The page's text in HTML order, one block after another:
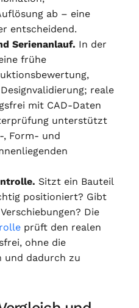
ab – eine
entscheidend.
Serienanlauf. In der
frühe
reale
mit CAD-Daten
unterstützt
, Form- und
Sitzt ein Bauteil
positioniert? Gibt
Die
prüft den realen
ohne die
und dadurch zu